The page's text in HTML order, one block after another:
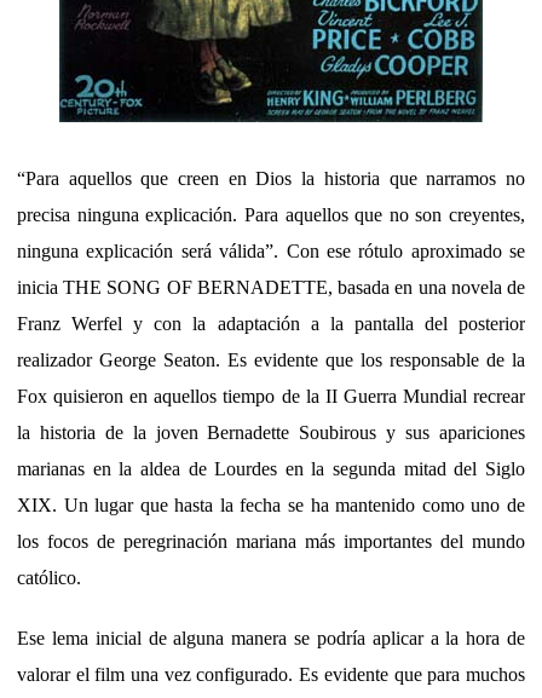
“Para aquellos que creen en Dios la historia que narramos no
precisa ninguna explicación. Para aquellos que no son creyentes,
ninguna explicación será válida”. Con ese rótulo aproximado se
inicia THE SONG OF BERNADETTE, basada en una novela de
Franz Werfel y con la adaptación a la pantalla del posterior
realizador George Seaton. Es evidente que los responsable de la
Fox quisieron en aquellos tiempo de la II Guerra Mundial recrear
la historia de la joven Bernadette Soubirous y sus apariciones
marianas en la aldea de Lourdes en la segunda mitad del Siglo
XIX. Un lugar que hasta la fecha se ha mantenido como uno de
los focos de peregrinación mariana más importantes del mundo
católico.
Ese lema inicial de alguna manera se podría aplicar a la hora de
valorar el film una vez configurado. Es evidente que para muchos